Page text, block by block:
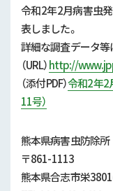
令和2年2月病害虫
表しました。
詳細な調査データ等
（URL）http://
（添付PDF）令和2年2
11号）
熊本県病害虫防除所
〒861-1113
熊本県合志市栄
現地情報
病害虫
行政情報
補助事業
試験研究
2021年 (173)
2020年 (167)
2019年 (5)